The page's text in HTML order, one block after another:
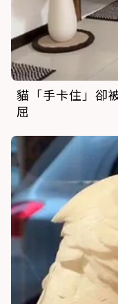
貓「手卡住」卻
屈